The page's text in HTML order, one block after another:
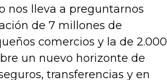
nos lleva a preguntarnos
de 7 millones de
comercios y la de 2.000
un nuevo horizonte de
transferencias y en